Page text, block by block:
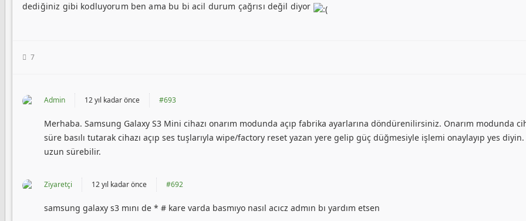
dediğiniz gibi kodluyorum ben ama bu bi acil durum çağrısı değil diyor
7
Admin 12 yıl kadar önce #693
Merhaba. Samsung Galaxy S3 Mini cihazı onarım modunda açıp fabrika ayarlarına döndürenilirsiniz. Onarım modunda
süre basılı tutarak cihazı açıp ses tuşlarıyla wipe/factory reset yazan yere gelip güç düğmesiyle işlemi onaylayıp yes
uzun sürebilir.
Ziyaretçi 12 yıl kadar önce #692
samsung galaxy s3 mını de * # kare varda basmıyo nasıl acıcz admın bı yardım etsen